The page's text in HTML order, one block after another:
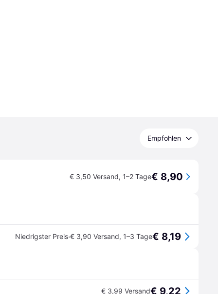
Empfohlen
€ 3,50 Versand, 1–2 Tage€ 8,90
Niedrigster Preis·€ 3,90 Versand, 1–3 Tage€ 8,19
€ 3,99 Versand€ 9,22